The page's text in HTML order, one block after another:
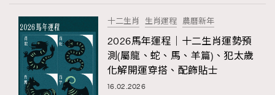
FigaroCeleb 547
FigaroCinéma 281
FigaroDigitalCover 17
FigaroExhibition 12
FigaroExpert
#FigaroExhibition Wyman 揭曉 Figaro Exhibition
第二站！
十二生肖 生肖運程 農曆新年
2026馬年運程｜十二生肖運勢預
測(屬龍、蛇、馬、羊篇)、犯太歲
化解開運穿搭、配飾貼士
16.02.2026